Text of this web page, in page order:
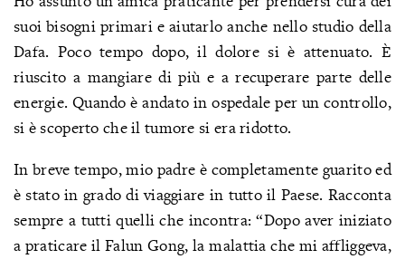
suoi bisogni primari e aiutarlo anche nello studio della
Dafa. Poco tempo dopo, il dolore si è attenuato. È
riuscito a mangiare di più e a recuperare parte delle
energie. Quando è andato in ospedale per un controllo,
si è scoperto che il tumore si era ridotto.
In breve tempo, mio padre è completamente guarito ed
è stato in grado di viaggiare in tutto il Paese. Racconta
sempre a tutti quelli che incontra: “Dopo aver iniziato
a praticare il Falun Gong, la malattia che mi affliggeva,